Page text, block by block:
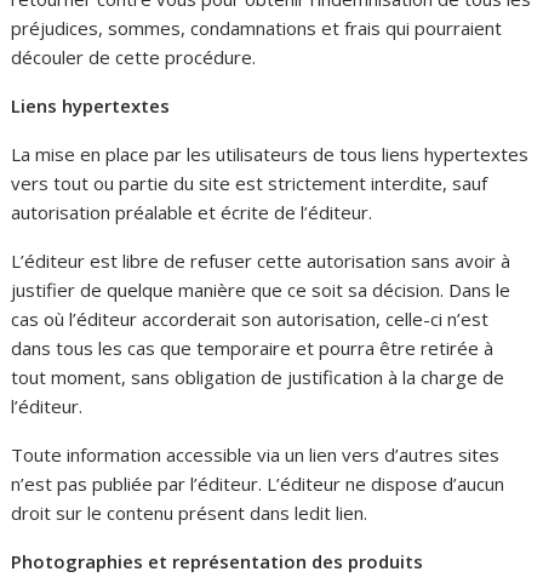
préjudices, sommes, condamnations et frais qui pourraient
découler de cette procédure.
Liens hypertextes
La mise en place par les utilisateurs de tous liens hypertextes
vers tout ou partie du site est strictement interdite, sauf
autorisation préalable et écrite de l’éditeur.
L’éditeur est libre de refuser cette autorisation sans avoir à
justifier de quelque manière que ce soit sa décision. Dans le
cas où l’éditeur accorderait son autorisation, celle-ci n’est
dans tous les cas que temporaire et pourra être retirée à
tout moment, sans obligation de justification à la charge de
l’éditeur.
Toute information accessible via un lien vers d’autres sites
n’est pas publiée par l’éditeur. L’éditeur ne dispose d’aucun
droit sur le contenu présent dans ledit lien.
Photographies et représentation des produits